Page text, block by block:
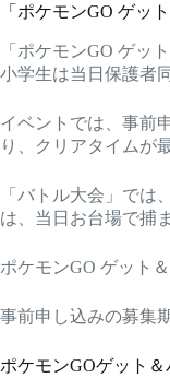
「ポケモンGO ゲッ
「ポケモンGO ゲッ
小学生は当日保護者
イベントでは、事前
り、クリアタイムが
「バトル大会」で
は、当日お台場で捕
ポケモンGO ゲット
事前申し込みの募集
ポケモンGOゲット